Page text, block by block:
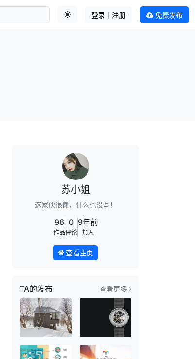
登录｜注册 免费发布
苏小姐
这家伙很懒，什么也没写！
96
作品
0
评论
9年前
加入
查看主页
TA的发布 查看更多